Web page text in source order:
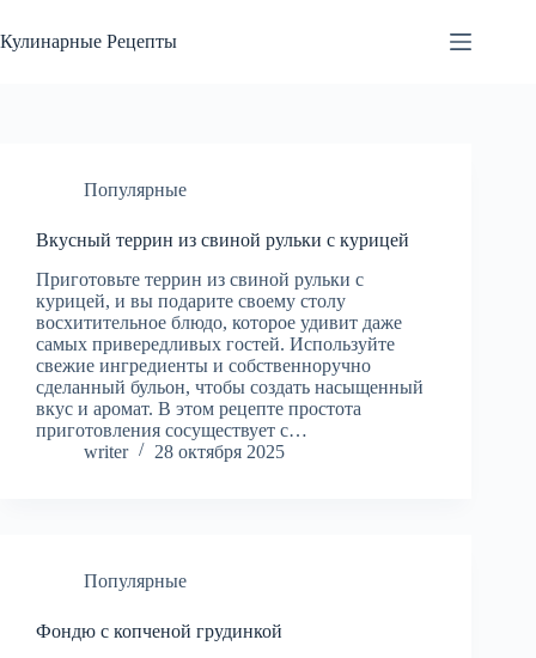
к
сути
Кулинарные Рецепты
Популярные
Вкусный террин из свиной рульки с курицей
Приготовьте террин из свиной рульки с
курицей, и вы подарите своему столу
восхитительное блюдо, которое удивит даже
самых привередливых гостей. Используйте
свежие ингредиенты и собственноручно
сделанный бульон, чтобы создать насыщенный
вкус и аромат. В этом рецепте простота
приготовления сосуществует с…
writer
28 октября 2025
Популярные
Фондю с копченой грудинкой